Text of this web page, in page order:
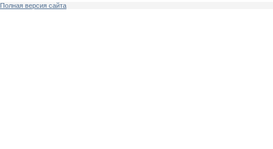
Полная версия сайта